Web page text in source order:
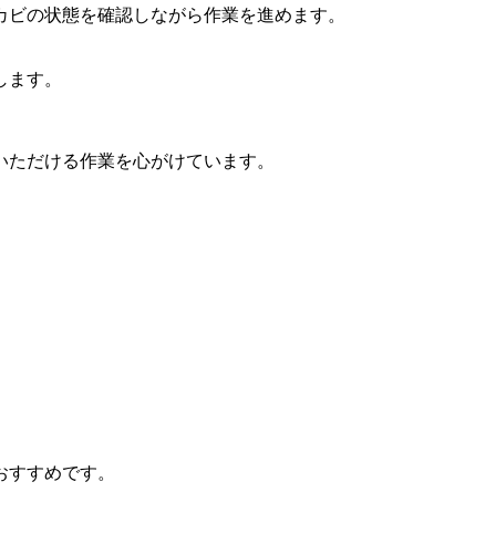
の状態を確認しながら作業を進めます。
す。
だける作業を心がけています。
すめです。